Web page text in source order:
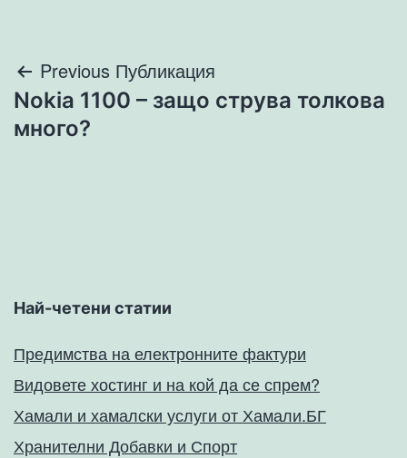
Навигация
Previous Публикация
Nokia 1100 – защо струва толкова
много?
Най-четени статии
Предимства на електронните фактури
Видовете хостинг и на кой да се спрем?
Хамали и хамалски услуги от Хамали.БГ
Хранителни Добавки и Спорт